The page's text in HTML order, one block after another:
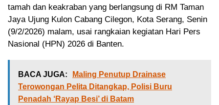
tamah dan keakraban yang berlangsung di RM Taman
Jaya Ujung Kulon Cabang Cilegon, Kota Serang, Senin
(9/2/2026) malam, usai rangkaian kegiatan Hari Pers
Nasional (HPN) 2026 di Banten.
BACA JUGA:
Maling Penutup Drainase
Terowongan Pelita Ditangkap, Polisi Buru
Penadah ‘Rayap Besi’ di Batam